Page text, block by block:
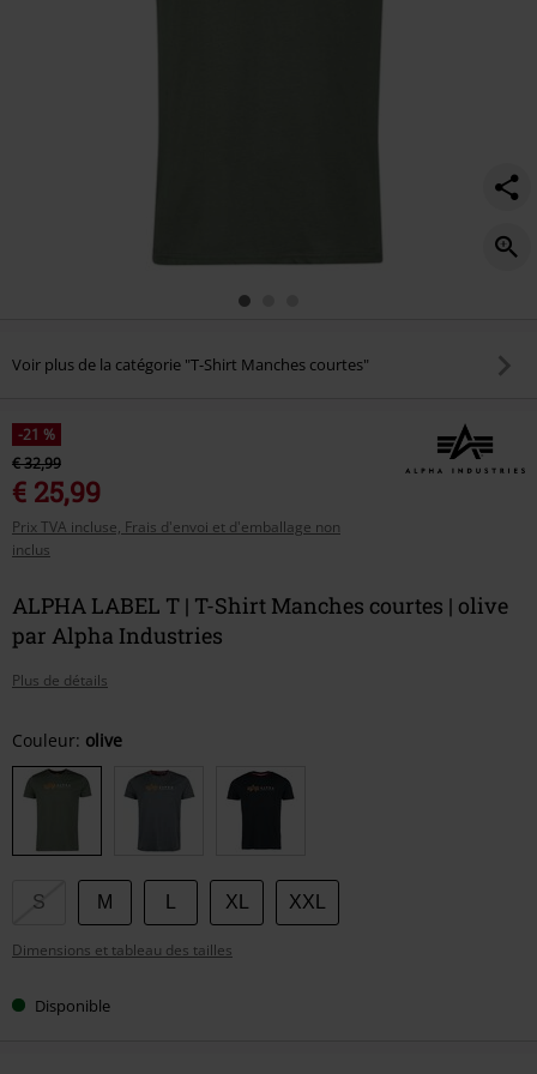
Voir plus de la catégorie "T-Shirt Manches courtes"
-21 %
€ 32,99
€ 25,99
Prix TVA incluse, Frais d'envoi et d'emballage non
inclus
ALPHA LABEL T | T-Shirt Manches courtes | olive
par Alpha Industries
Plus de détails
Choisissez
votre
taille
Couleur: olive
S M XL XXL
Dimensions et tableau des tailles
Disponible